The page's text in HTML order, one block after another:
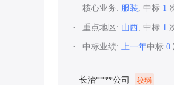
核心业务: 服装, 中标 1
重点地区: 山西, 中标 1
中标业绩: 上一年中标 0
长治****公司 较弱